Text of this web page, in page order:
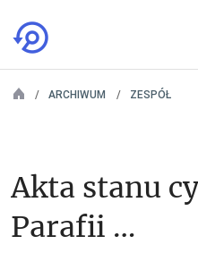
ARCHIWUM ZESPÓŁ
Akta stanu
Parafii